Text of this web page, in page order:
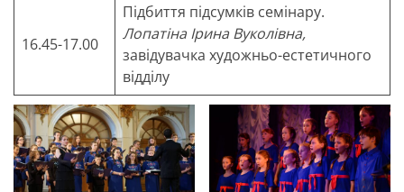
16.45-17.00
Підбиття підсумків семінару.
Лопатіна Ірина Вуколівна,
завідувачка художньо-естетичного
відділу